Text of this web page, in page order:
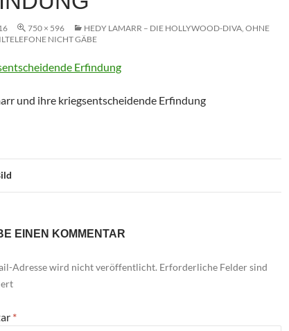
750 × 596
HEDY LAMARR – DIE HOLLYWOOD-DIVA, OHNE
NICHT GÄBE
und ihre kriegsentscheidende Erfindung
EINEN KOMMENTAR
Adresse wird nicht veröffentlicht. Erforderliche Felder sind
*